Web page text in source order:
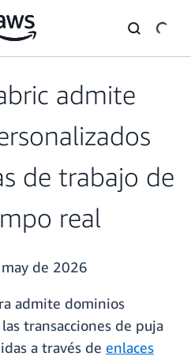
admite
de trabajo de
real
de 2026
admite dominios
transacciones de puja
a través de enlaces